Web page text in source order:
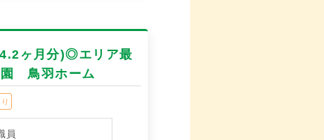
ヶ月分)◎エリア最
鳥羽ホーム
員